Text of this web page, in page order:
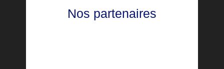
Nos partenaires